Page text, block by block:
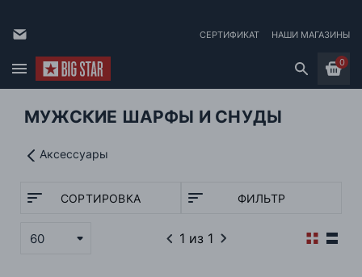
СЕРТИФИКАТ НАШИ МАГАЗИНЫ
0
МУЖСКИЕ ШАРФЫ И СНУДЫ
Аксессуары
СОРТИРОВКА ФИЛЬТР
60 1 из 1